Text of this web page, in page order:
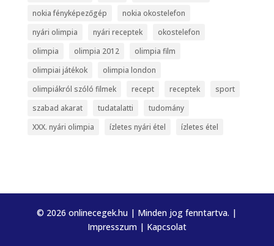
nokia fényképezőgép
nokia okostelefon
nyári olimpia
nyári receptek
okostelefon
olimpia
olimpia 2012
olimpia film
olimpiai játékok
olimpia london
olimpiákról szóló filmek
recept receptek
sport
szabad akarat
tudatalatti
tudomány
XXX. nyári olimpia
ízletes nyári étel ízletes étel
© 2026 onlinecegek.hu | Minden jog fenntartva. |
Impresszum| Kapcsolat